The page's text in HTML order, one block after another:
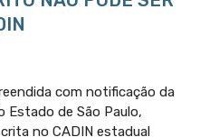
com notificação da
Estado de São Paulo,
no CADIN estadual